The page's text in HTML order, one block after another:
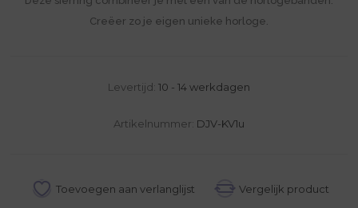
Creëer zo je eigen unieke horloge.
Levertijd: 10 - 14 werkdagen
Artikelnummer: DJV-KV1u